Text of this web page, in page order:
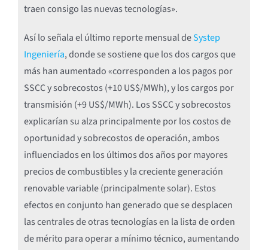
traen consigo las nuevas tecnologías».
Así lo señala el último reporte mensual deSystep
Ingeniería, donde se sostiene que los dos cargos que
más han aumentado «corresponden a los pagos por
SSCC y sobrecostos (+10 US$/MWh), y los cargos por
transmisión (+9 US$/MWh). Los SSCC y sobrecostos
explicarían su alza principalmente por los costos de
oportunidad y sobrecostos de operación, ambos
influenciados en los últimos dos años por mayores
precios de combustibles y la creciente generación
renovable variable (principalmente solar). Estos
efectos en conjunto han generado que se desplacen
las centrales de otras tecnologías en la lista de orden
de mérito para operar a mínimo técnico, aumentando